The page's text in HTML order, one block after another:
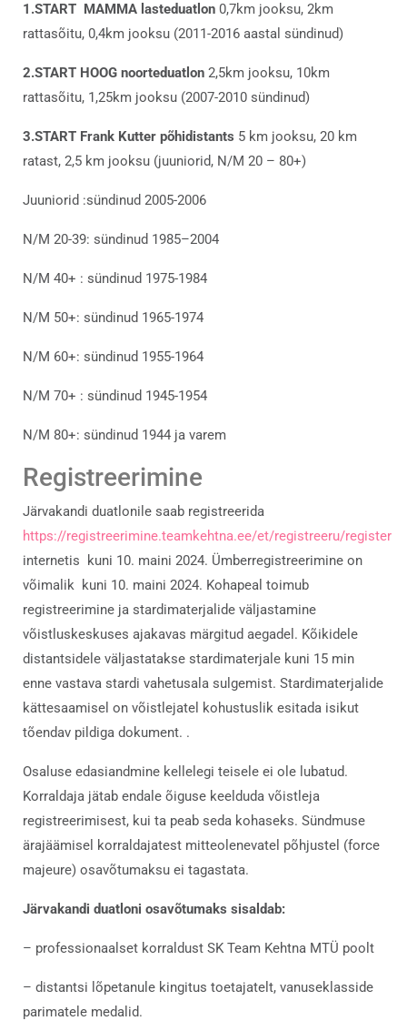
1.START MAMMA lasteduatlon 0,7km jooksu, 2km
rattasõitu, 0,4km jooksu (2011-2016 aastal sündinud)
2.START HOOG noorteduatlon 2,5km jooksu, 10km
rattasõitu, 1,25km jooksu (2007-2010 sündinud)
3.START Frank Kutter põhidistants 5 km jooksu, 20 km
ratast, 2,5 km jooksu (juuniorid, N/M 20 – 80+)
Juuniorid :sündinud 2005-2006
N/M 20-39: sündinud 1985–2004
N/M 40+ : sündinud 1975-1984
N/M 50+: sündinud 1965-1974
N/M 60+: sündinud 1955-1964
N/M 70+ : sündinud 1945-1954
N/M 80+: sündinud 1944 ja varem
Registreerimine
Järvakandi duatlonile saab registreerida
https://registreerimine.teamkehtna.ee/et/registreeru/register
internetis kuni 10. maini 2024. Ümberregistreerimine on
võimalik kuni 10. maini 2024. Kohapeal toimub
registreerimine ja stardimaterjalide väljastamine
võistluskeskuses ajakavas märgitud aegadel. Kõikidele
distantsidele väljastatakse stardimaterjale kuni 15 min
enne vastava stardi vahetusala sulgemist. Stardimaterjalide
kättesaamisel on võistlejatel kohustuslik esitada isikut
tõendav pildiga dokument. .
Osaluse edasiandmine kellelegi teisele ei ole lubatud.
Korraldaja jätab endale õiguse keelduda võistleja
registreerimisest, kui ta peab seda kohaseks. Sündmuse
ärajäämisel korraldajatest mitteolenevatel põhjustel (force
majeure) osavõtumaksu ei tagastata.
Järvakandi duatloni osavõtumaks sisaldab:
– professionaalset korraldust SK Team Kehtna MTÜ poolt
– distantsi lõpetanule kingitus toetajatelt, vanuseklasside
parimatele medalid.